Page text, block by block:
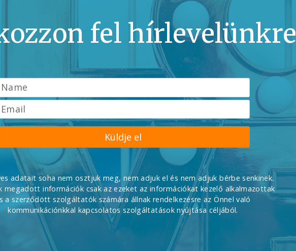
fel hírlevelünkre
Küldje el
adatait soha nem osztjuk meg, nem adjuk el és nem adjuk bérbe senkinek.
megadott információk csak az ezeket az információkat kezelő alkalmazottak
a szerződött szolgáltatók számára állnak rendelkezésre az Önnel való
kommunikációnkkal kapcsolatos szolgáltatások nyújtása céljából.